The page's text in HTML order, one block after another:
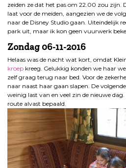
zeiden ze dat het pas om 22.00 zou zijn.
laat voor de meiden, aangezien we de
naar de Disney Studio gaan. Uiteindelijk
park uit, maar ik kon geen vuurwerk
Zondag 06-11-2016
Helaas was de nacht wat kort, omdat
kroep kreeg. Gelukkig konden we haar
zelf graag terug naar bed. Voor de
naar naast haar gaan slapen. De
weinig last van en veel zin de nieuwe
route alvast bepaald.